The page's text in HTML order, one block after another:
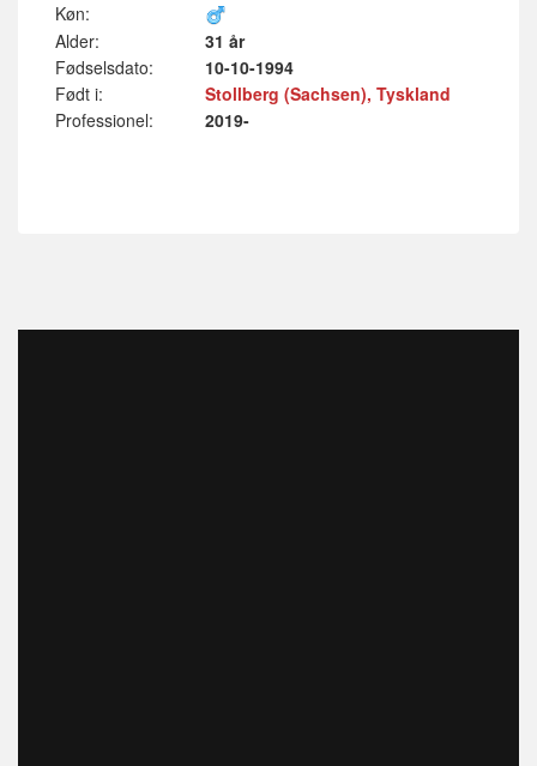
Køn:
Alder:
31 år
Fødselsdato:
10-10-1994
Født i:
Stollberg (Sachsen), Tyskland
Professionel:
2019-